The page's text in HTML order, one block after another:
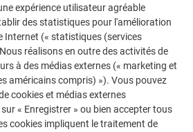
expérience utilisateur agréable
des statistiques pour l'amélioration
Internet (« statistiques (services
réalisons en outre des activités de
à des médias externes (« marketing et
américains compris) »). Vous pouvez
cookies et médias externes
« Enregistrer » ou bien accepter tous
cookies impliquent le traitement de